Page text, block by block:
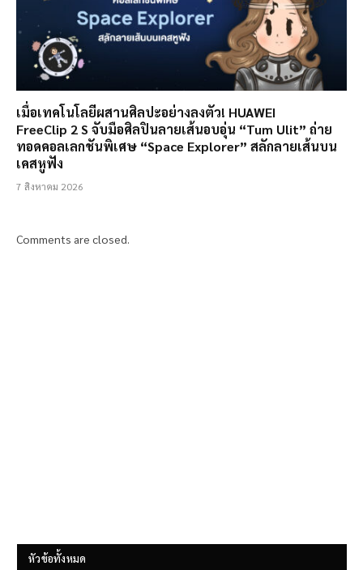
เมื่อเทคโนโลยีผสานศิลปะอย่างลงตัว! HUAWEI
FreeClip 2 S จับมือศิลปินลายเส้นอบอุ่น “Tum Ulit” ถ่าย
ทอดคอลเลกชันพิเศษ “Space Explorer” สลักลายเส้นบน
เคสหูฟัง
7 สิงหาคม 2026
Comments are closed.
หัวข้อทั้งหมด